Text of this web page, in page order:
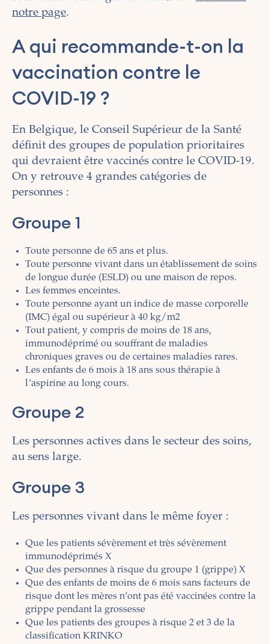
notre page.
A qui recommande-t-on la
vaccination contre le
COVID-19 ?
En Belgique, le Conseil Supérieur de la Santé
définit des groupes de population prioritaires
qui devraient être vaccinés contre le COVID-19.
On y retrouve 4 grandes catégories de
personnes :
Groupe 1
Toute personne de 65 ans et plus.
Toute personne vivant dans un établissement de soins
de longue durée (ESLD) ou une maison de repos.
Les femmes enceintes.
Toute personne ayant un indice de masse corporelle
(IMC) égal ou supérieur à 40 kg/m2
Tout patient, y compris de moins de 18 ans,
immunodéprimé ou souffrant de maladies
chroniques graves ou de certaines maladies rares.
Les enfants de 6 mois à 18 ans sous thérapie à
l’aspirine au long cours.
Groupe 2
Les personnes actives dans le secteur des soins,
au sens large.
Groupe 3
Les personnes vivant dans le même foyer :
Que les patients sévèrement et très sévèrement
immunodéprimés X
Que des personnes à risque du groupe 1 (grippe) X
Que des enfants de moins de 6 mois sans facteurs de
risque dont les mères n’ont pas été vaccinées contre la
grippe pendant la grossesse
Que les patients des groupes à risque 2 et 3 de la
classification KRINKO